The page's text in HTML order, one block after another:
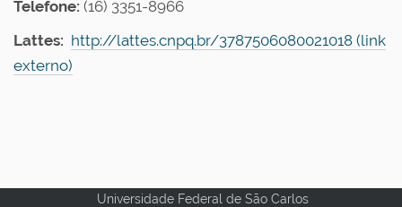
Telefone: (16) 3351-8966
Lattes: http://lattes.cnpq.br/3787506080021018 (link
externo)
Universidade Federal de São Carlos